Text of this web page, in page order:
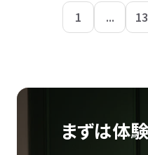
1 ... 13
まずは体